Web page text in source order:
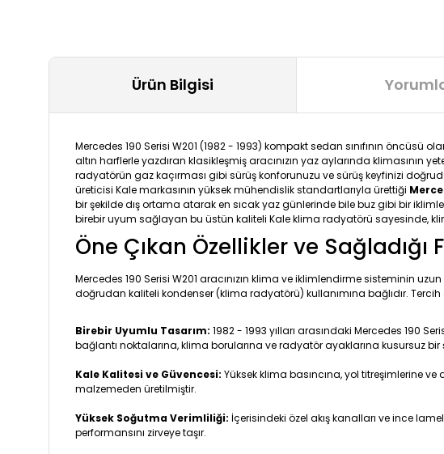
Ürün Bilgisi
Mercedes 190 Serisi W201 (1982 - 1993) kompakt sedan sınıfının
altın harflerle yazdıran klasikleşmiş aracınızın yaz aylarında klimasının
radyatörün gaz kaçırması gibi sürüş konforunuzu ve sürüş keyfinizi
üreticisi Kale markasının yüksek mühendislik standartlarıyla ürettiği
bir şekilde dış ortama atarak en sıcak yaz günlerinde bile buz gibi bir
birebir uyum sağlayan bu üstün kaliteli Kale klima radyatörü sayesinde,
Öne Çıkan Özellikler ve Sağladığı
Mercedes 190 Serisi W201 aracınızın klima ve iklimlendirme sisteminin
doğrudan kaliteli kondenser (klima radyatörü) kullanımına bağlıdır.
Birebir Uyumlu Tasarım: 1982 - 1993 yılları arasındaki Mercedes 190
bağlantı noktalarına, klima borularına ve radyatör ayaklarına kusursuz
Kale Kalitesi ve Güvencesi: Yüksek klima basıncına, yol titreşimlerine
malzemeden üretilmiştir.
Yüksek Soğutma Verimliliği: İçerisindeki özel akış kanalları ve ince
performansını zirveye taşır.